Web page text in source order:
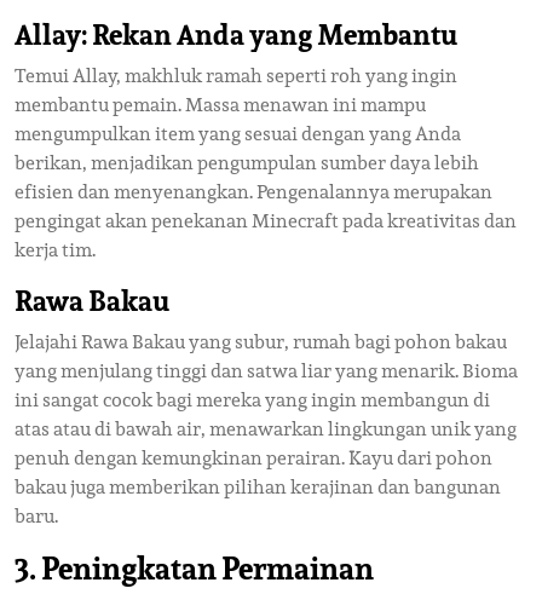
Allay: Rekan Anda yang Membantu
Temui Allay, makhluk ramah seperti roh yang ingin
membantu pemain. Massa menawan ini mampu
mengumpulkan item yang sesuai dengan yang Anda
berikan, menjadikan pengumpulan sumber daya lebih
efisien dan menyenangkan. Pengenalannya merupakan
pengingat akan penekanan Minecraft pada kreativitas dan
kerja tim.
Rawa Bakau
Jelajahi Rawa Bakau yang subur, rumah bagi pohon bakau
yang menjulang tinggi dan satwa liar yang menarik. Bioma
ini sangat cocok bagi mereka yang ingin membangun di
atas atau di bawah air, menawarkan lingkungan unik yang
penuh dengan kemungkinan perairan. Kayu dari pohon
bakau juga memberikan pilihan kerajinan dan bangunan
baru.
3. Peningkatan Permainan